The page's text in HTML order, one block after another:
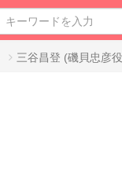
三谷昌登 (磯貝忠彦